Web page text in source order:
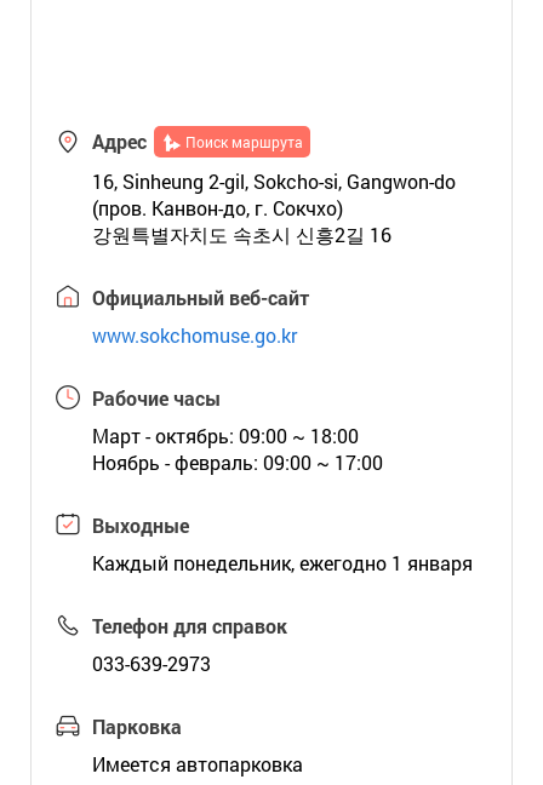
Адрес Поиск маршрута
16, Sinheung 2-gil, Sokcho-si, Gangwon-do
(пров. Канвон-до, г. Сокчхо)
강원특별자치도 속초시 신흥2길 16
Официальный веб-сайт
www.sokchomuse.go.kr
Рабочие часы
Март - октябрь: 09:00 ~ 18:00
Ноябрь - февраль: 09:00 ~ 17:00
Выходные
Каждый понедельник, ежегодно 1 января
Телефон для справок
033-639-2973
Парковка
Имеется автопарковка